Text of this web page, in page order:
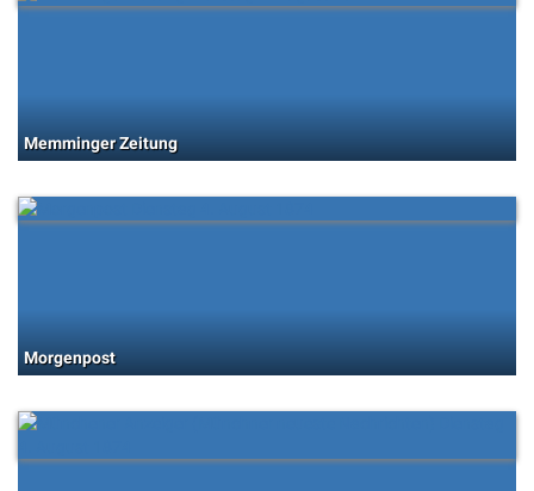
Memminger Zeitung
Morgenpost